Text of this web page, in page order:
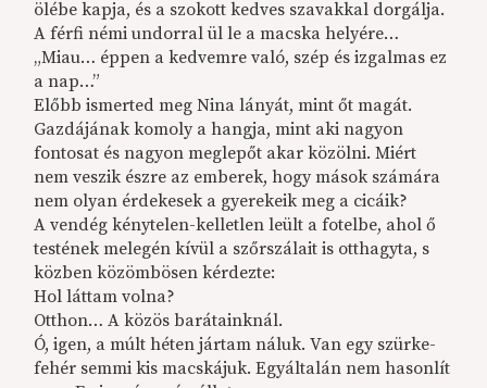
ölébe kapja, és a szokott kedves szavakkal dorgálja.
A férfi némi undorral ül le a macska helyére…
„Miau… éppen a kedvemre való, szép és izgalmas ez
a nap…”
Előbb ismerted meg Nina lányát, mint őt magát.
Gazdájának komoly a hangja, mint aki nagyon
fontosat és nagyon meglepőt akar közölni. Miért
nem veszik észre az emberek, hogy mások számára
nem olyan érdekesek a gyerekeik meg a cicáik?
A vendég kénytelen-kelletlen leült a fotelbe, ahol ő
testének melegén kívül a szőrszálait is otthagyta, s
közben közömbösen kérdezte:
Hol láttam volna?
Otthon… A közös barátainknál.
Ó, igen, a múlt héten jártam náluk. Van egy szürke-
fehér semmi kis macskájuk. Egyáltalán nem hasonlít